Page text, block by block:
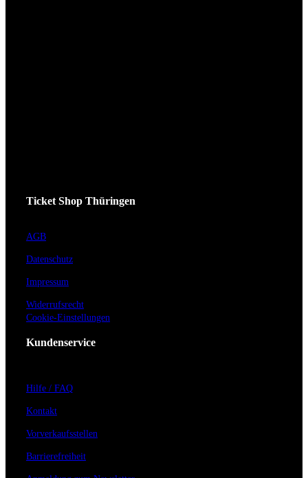
Ticket Shop Thüringen
AGB
Datenschutz
Impressum
Widerrufsrecht
Cookie-Einstellungen
Kundenservice
Hilfe / FAQ
Kontakt
Vorverkaufsstellen
Barrierefreiheit